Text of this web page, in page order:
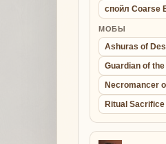
спойл Coarse
МОБЫ
Ashuras of
Guardian of
Necromancer
Ritual Sacrifice